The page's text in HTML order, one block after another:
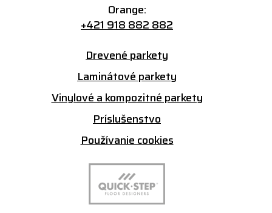
Orange:
+421 918 882 882
Drevené parkety
Laminátové parkety
Vinylové a kompozitné parkety
Príslušenstvo
Používanie cookies